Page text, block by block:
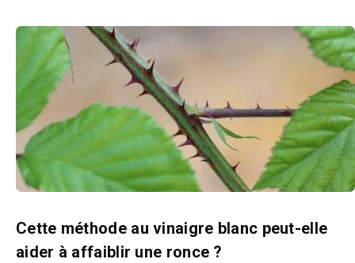
Cette méthode au vinaigre blanc peut-elle
aider à affaiblir une ronce ?